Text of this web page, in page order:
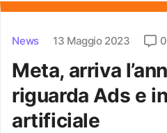
News 13 Maggio 2023 0
Meta, arriva
riguarda Ads e
artificiale